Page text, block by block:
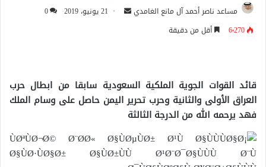
مساعد ناصر أحمد آل مانع الغامدي
أرسل 21 يونيو، 2019
0
6٬270
أقل من دقيقة
قائد القوات الجوية الملكية السعودية سابقا من ابطال حرب
العراق الأولى والثانية وحرب تحرير اليمن حاصل على وسام الملك
فهد يرحمه الله من الدرجة الثالثة